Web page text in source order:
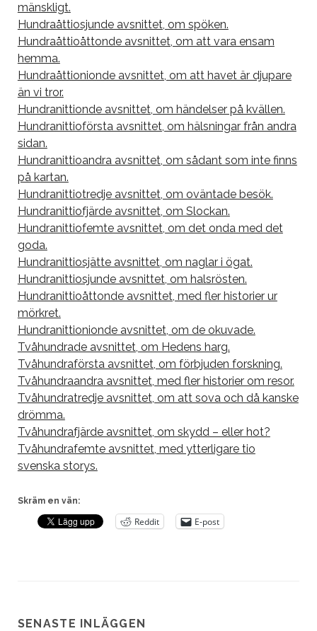
mänskligt.
Hundraåttiosjunde avsnittet, om spöken.
Hundraåttioåttonde avsnittet, om att vara ensam
hemma.
Hundraåttionionde avsnittet, om att havet är djupare
än vi tror.
Hundranittionde avsnittet, om händelser på kvällen.
Hundranittioförsta avsnittet, om hälsningar från andra
sidan.
Hundranittioandra avsnittet, om sådant som inte finns
på kartan.
Hundranittiotredje avsnittet, om oväntade besök.
Hundranittiofjärde avsnittet, om Slockan.
Hundranittiofemte avsnittet, om det onda med det
goda.
Hundranittiosjätte avsnittet, om naglar i ögat.
Hundranittiosjunde avsnittet, om halsrösten.
Hundranittioåttonde avsnittet, med fler historier ur
mörkret.
Hundranittionionde avsnittet, om de okuvade.
Tvåhundrade avsnittet, om Hedens harg.
Tvåhundraförsta avsnittet, om förbjuden forskning.
Tvåhundraandra avsnittet, med fler historier om resor.
Tvåhundratredje avsnittet, om att sova och då kanske
drömma.
Tvåhundrafjärde avsnittet, om skydd – eller hot?
Tvåhundrafemte avsnittet, med ytterligare tio
svenska storys.
Skräm en vän:
Reddit E-post
SENASTE INLÄGGEN